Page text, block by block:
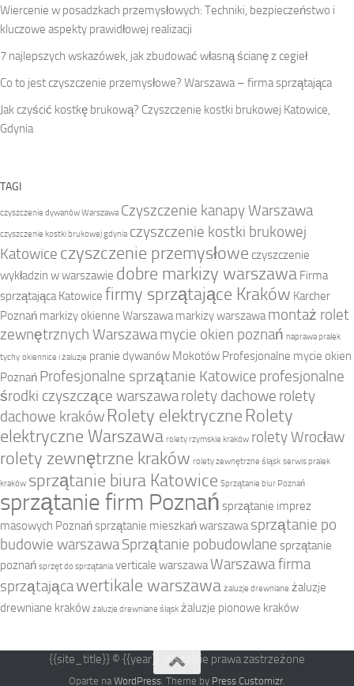
Wiercenie w posadzkach przemysłowych: Techniki, bezpieczeństwo i
kluczowe aspekty prawidłowej realizacji
7 najlepszych wskazówek, jak zbudować własną ścianę z cegieł
Co to jest czyszczenie przemysłowe? Warszawa – firma sprzątająca
Jak czyścić kostkę brukową? Czyszczenie kostki brukowej Katowice,
Gdynia
TAGI
czyszczenie dywanów Warszawa Czyszczenie kanapy Warszawa
czyszczenie kostki brukowej gdynia czyszczenie kostki brukowej
Katowice czyszczenie przemysłowe czyszczenie
wykładzin w warszawie dobre markizy warszawa Firma
sprzątająca Katowice firmy sprzątające Kraków Karcher
Poznań markizy okienne Warszawa markizy warszawa montaż rolet
zewnętrznych Warszawamycie okien poznań naprawa pralek
tychy okiennice i żaluzje pranie dywanów Mokotów Profesjonalne mycie okien
Poznań Profesjonalne sprzątanie Katowice profesjonalne
środki czyszczące warszawarolety dachowe rolety
dachowe kraków Rolety elektryczne Rolety
elektryczne Warszawa rolety rzymskie kraków rolety Wrocław
rolety zewnętrzne kraków rolety zewnętrzne śląsk serwis pralek
kraków sprzątanie biura Katowice Sprzątanie biur Poznań
sprzątanie firm Poznań sprzątanie imprez
masowych Poznańsprzątanie mieszkań warszawa sprzątanie po
budowie warszawaSprzątanie pobudowlane sprzątanie
poznań sprzęt do sprzątania verticale warszawaWarszawa firma
sprzątającawertikale warszawa żaluzje drewniane żaluzje
drewniane kraków żaluzje drewniane śląsk żaluzje pionowe kraków
{{site_title}} © {{year}}. Wszelkie prawa zastrzeżone
Oparte naWordPress. Theme by Press Customizr.